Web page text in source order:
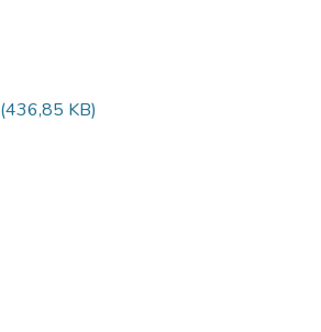
(436,85 KB)